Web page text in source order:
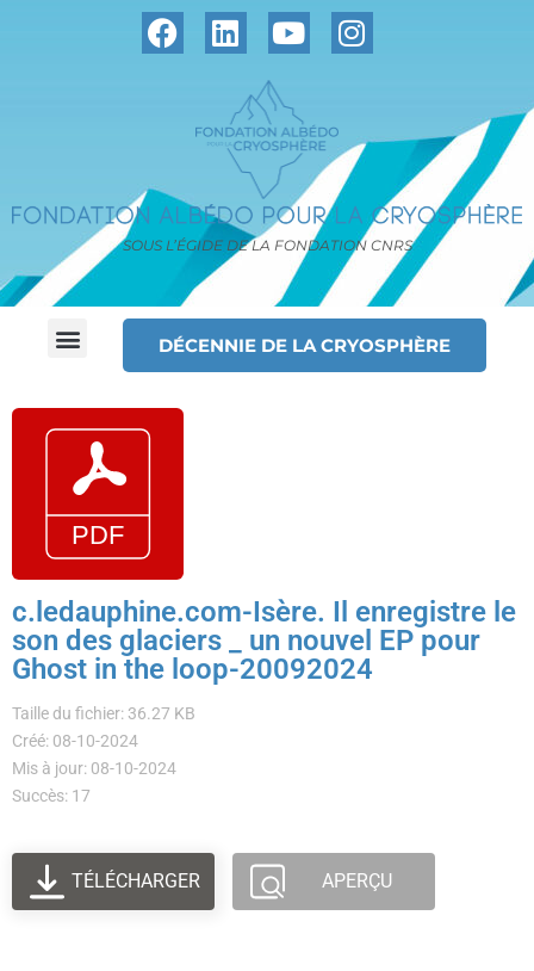
SOUS L’ÉGIDE DE LA FONDATION CNRS
DÉCENNIE DE LA CRYOSPHÈRE
c.ledauphine.com-Isère. Il enregistre le
son des glaciers _ un nouvel EP pour
Ghost in the loop-20092024
Taille du fichier: 36.27 KB
Créé: 08-10-2024
Mis à jour: 08-10-2024
Succès: 17
TÉLÉCHARGER APERÇU